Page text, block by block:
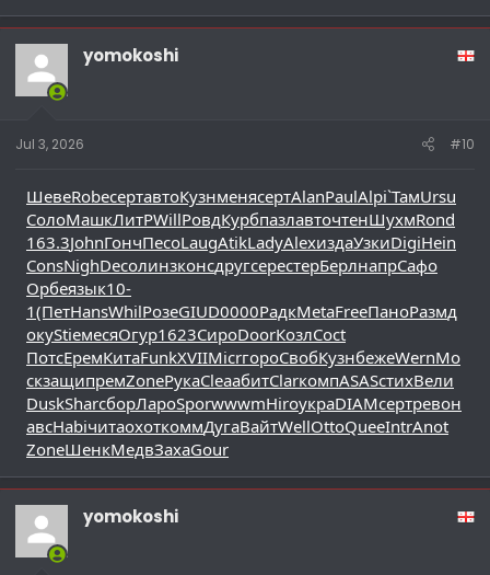
yomokoshi
Jul 3, 2026 #10
ШевеRobeсертавтоКузнменясертAlanPaulAlpi`ТамUrsu
СолоМашкЛитРWillРовдКурбпазлавточтенШухмRond
163.3JohnГончПесоLaugAtikLadyAlexиздаУзкиDigiHein
ConsNighDecoлинзконсдругсерестерБерлнапрСафо
Орбеязык10-
1(ПетHansWhilРозеGIUD0000РадкMetaFreeПаноРазмд
окуStieмесяОгур1623СироDoorКозлCoct
ПотсЕремКитаFunkXVIIMicrгороСвобКузнбежеWernМо
скзащипремZoneРукаCleaабитClarкомпASASстихВели
DuskSharсборЛароSporwwwmHiroукраDIAMсертревон
авсHabiчитаохоткоммДугаВайтWellOttoQueeIntrAnot
ZoneШенкМедвЗахаGour
yomokoshi